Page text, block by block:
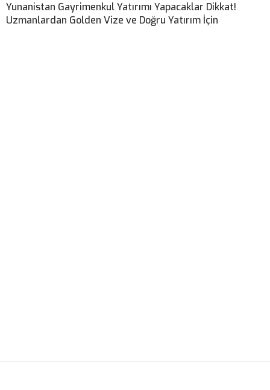
Yunanistan Gayrimenkul Yatırımı Yapacaklar Dikkat!
Uzmanlardan Golden Vize ve Doğru Yatırım İçin